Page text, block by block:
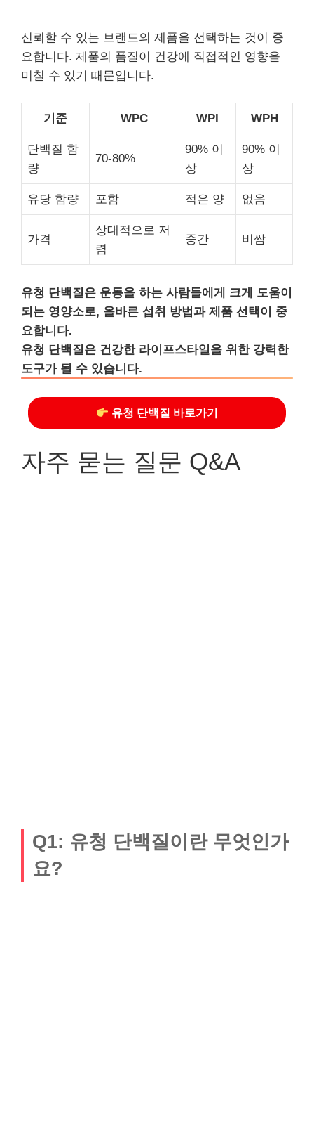
신뢰할 수 있는 브랜드의 제품을 선택하는 것이 중
요합니다. 제품의 품질이 건강에 직접적인 영향을
미칠 수 있기 때문입니다.
기준 WPC WPI WPH
단백질 함
량
70-80%
90% 이
상
90% 이
상
유당 함량 포함 적은 양 없음
가격
상대적으로 저
렴
중간 비쌈
유청 단백질은 운동을 하는 사람들에게 크게 도움이
되는 영양소로, 올바른 섭취 방법과 제품 선택이 중
요합니다.
유청 단백질은 건강한 라이프스타일을 위한 강력한
도구가 될 수 있습니다.
유청 단백질 바로가기
자주 묻는 질문 Q&A
Q1: 유청 단백질이란 무엇인가
요?